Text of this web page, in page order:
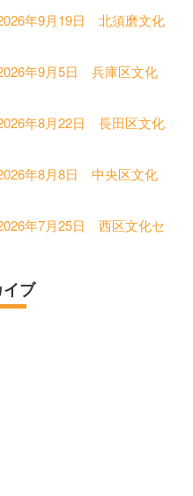
年9月19日 北須磨文化
年9月5日 兵庫区文化
年8月22日 長田区文化
年8月8日 中央区文化
年7月25日 西区文化セ
ブ